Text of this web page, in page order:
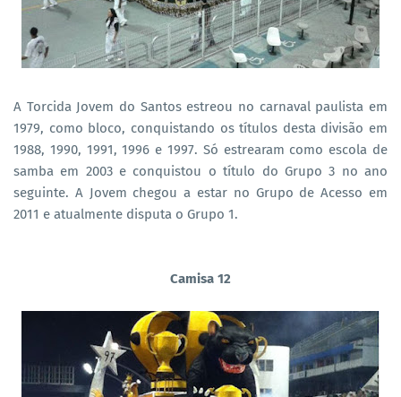
A Torcida Jovem do Santos estreou no carnaval paulista em
1979, como bloco, conquistando os títulos desta divisão em
1988, 1990, 1991, 1996 e 1997. Só estrearam como escola de
samba em 2003 e conquistou o título do Grupo 3 no ano
seguinte. A Jovem chegou a estar no Grupo de Acesso em
2011 e atualmente disputa o Grupo 1.
Camisa 12